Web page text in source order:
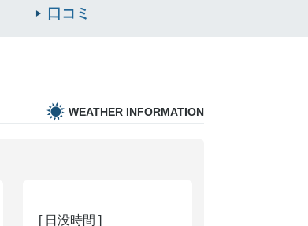
口コミ
WEATHER INFORMATION
[ 日没時間 ]